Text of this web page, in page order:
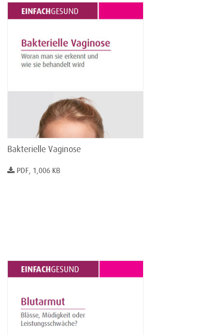
Bakterielle Vaginose
PDF, 1,006 KB